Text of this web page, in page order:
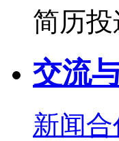
简历投
交流
新闻合